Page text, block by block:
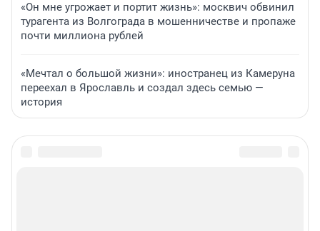
«Он мне угрожает и портит жизнь»: москвич обвинил
турагента из Волгограда в мошенничестве и пропаже
почти миллиона рублей
«Мечтал о большой жизни»: иностранец из Камеруна
переехал в Ярославль и создал здесь семью —
история